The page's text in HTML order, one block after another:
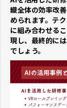
織全体の効率改
められます。テ
に組み合わせる
現し、最終的に
でしょう。